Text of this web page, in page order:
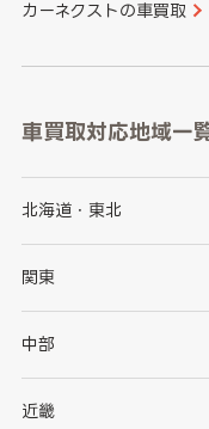
カーネクストの車買取
車買取対応地域一
北海道・東北
北海道
岩手県
秋田県
関東
茨城県
群馬県
中部
新潟県
近畿